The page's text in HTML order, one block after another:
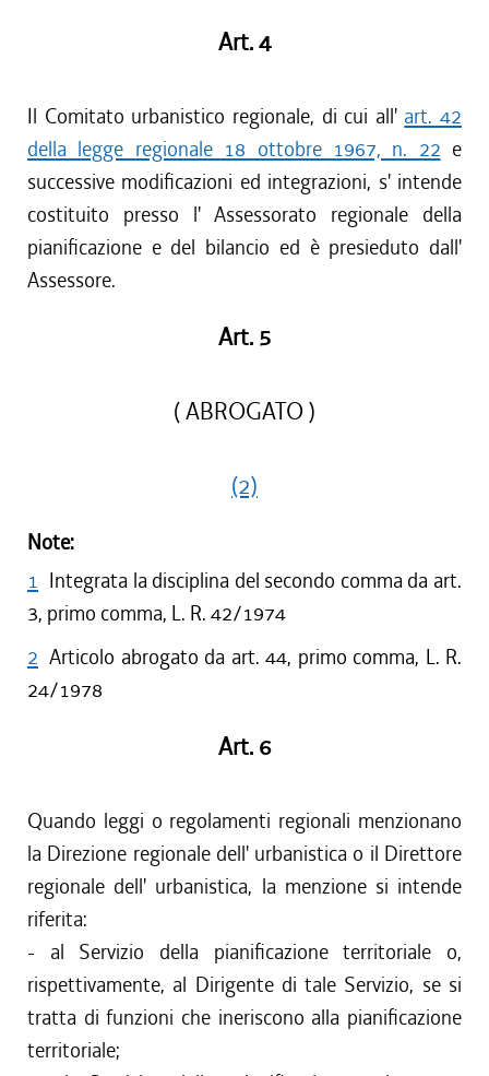
Art. 4
Il Comitato urbanistico regionale, di cui all' art. 42
della legge regionale 18 ottobre 1967, n. 22 e
successive modificazioni ed integrazioni, s' intende
costituito presso l' Assessorato regionale della
pianificazione e del bilancio ed è presieduto dall'
Assessore.
Art. 5
( ABROGATO )
(2)
Note:
1 Integrata la disciplina del secondo comma da art.
3, primo comma, L. R. 42/1974
2 Articolo abrogato da art. 44, primo comma, L. R.
24/1978
Art. 6
Quando leggi o regolamenti regionali menzionano
la Direzione regionale dell' urbanistica o il Direttore
regionale dell' urbanistica, la menzione si intende
riferita:
- al Servizio della pianificazione territoriale o,
rispettivamente, al Dirigente di tale Servizio, se si
tratta di funzioni che ineriscono alla pianificazione
territoriale;